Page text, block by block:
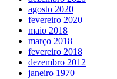
agosto 2020
fevereiro 2020
maio 2018
março 2018
fevereiro 2018
dezembro 2012
janeiro 1970